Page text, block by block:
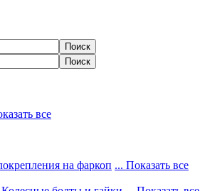
все
на фаркоп ... Показать все